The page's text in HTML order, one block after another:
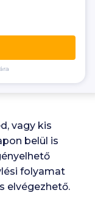
vagy kis
belül is
folyamat
elvégezhető.